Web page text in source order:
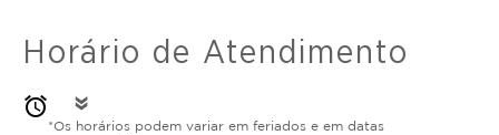
Horário de Atendimento
alarm double_arrow
*Os horários podem variar em feriados e em datas